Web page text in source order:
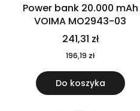
Power bank 20.000 mAh
VOIMA MO2943-03
241,31 zł
196,19 zł
Do koszyka